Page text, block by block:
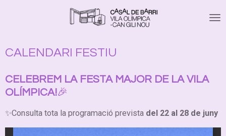
principal
CALENDARI FESTIU
CELEBREM LA FESTA MAJOR DE LA VILA
OLÍMPICA!🎉
✨Consulta tota la programació prevista del 22 al 28 de juny